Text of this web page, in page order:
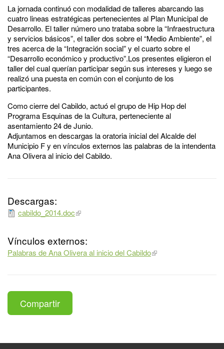
La jornada continuó con modalidad de talleres abarcando las
cuatro lineas estratégicas pertenecientes al Plan Municipal de
Desarrollo. El taller número uno trataba sobre la “Infraestructura
y servicios básicos”, el taller dos sobre el “Medio Ambiente”, el
tres acerca de la “Integración social” y el cuarto sobre el
“Desarrollo económico y productivo”.Los presentes eligieron el
taller del cual querían participar según sus intereses y luego se
realizó una puesta en común con el conjunto de los
participantes.
Como cierre del Cabildo, actuó el grupo de Hip Hop del
Programa Esquinas de la Cultura, perteneciente al
asentamiento 24 de Junio.
Adjuntamos en descargas la oratoria inicial del Alcalde del
Municipio F y en vínculos externos las palabras de la intendenta
Ana Olivera al inicio del Cabildo.
Descargas:
cabildo_2014.doc
Vínculos externos:
Palabras de Ana Olivera al inicio del Cabildo
Compartir